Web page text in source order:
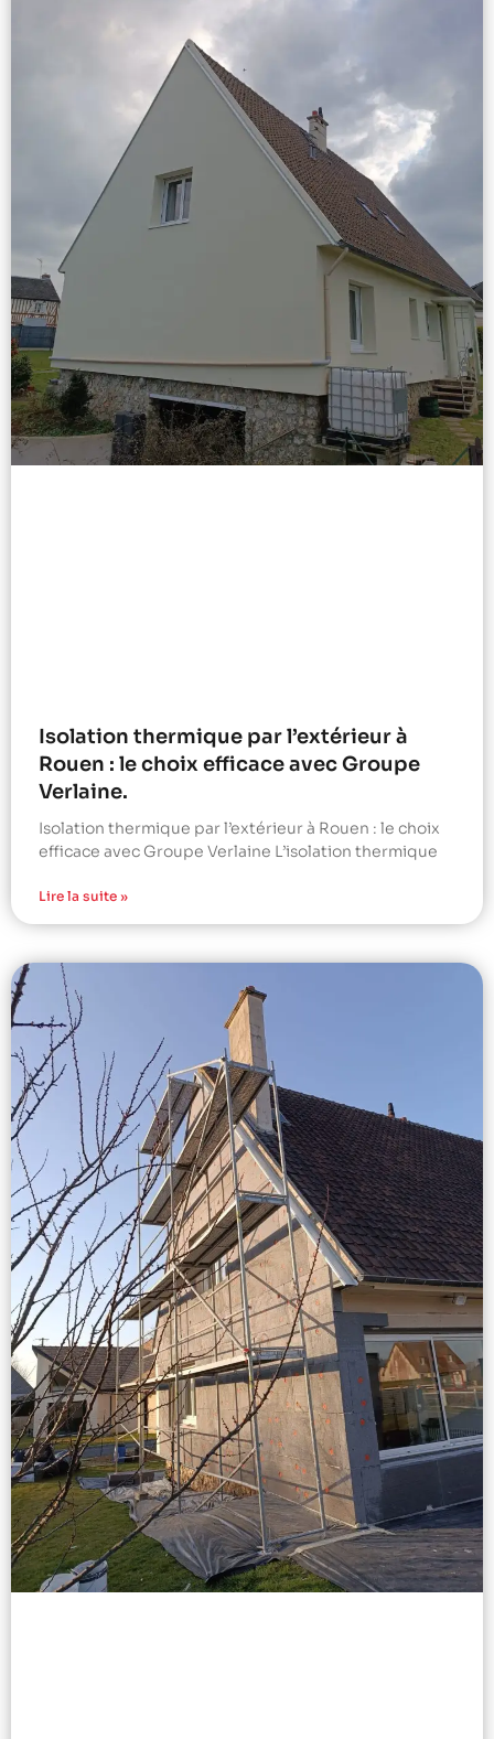
Isolation thermique par l’extérieur à
Rouen : le choix efficace avec Groupe
Verlaine.
Isolation thermique par l’extérieur à Rouen : le choix
efficace avec Groupe Verlaine L’isolation thermique
Lire la suite »